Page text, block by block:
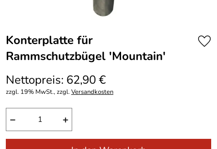
Konterplatte für
Rammschutzbügel ′Mountain′
Nettopreis: 62,90 €
zzgl. 19% MwSt., zzgl.Versandkosten
− +